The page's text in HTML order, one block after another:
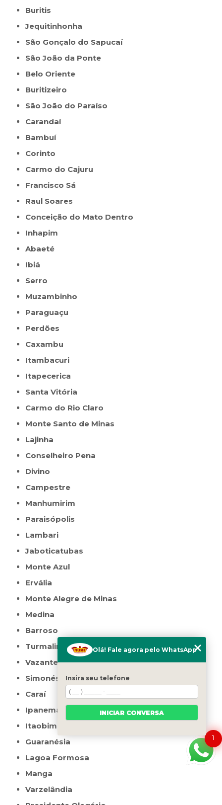
Buritis
Jequitinhonha
São Gonçalo do Sapucaí
São João da Ponte
Belo Oriente
Buritizeiro
São João do Paraíso
Carandaí
Bambuí
Corinto
Carmo do Cajuru
Francisco Sá
Raul Soares
Conceição do Mato Dentro
Inhapim
Abaeté
Ibiá
Serro
Muzambinho
Paraguaçu
Perdões
Caxambu
Itambacuri
Itapecerica
Santa Vitória
Carmo do Rio Claro
Monte Santo de Minas
Lajinha
Conselheiro Pena
Divino
Campestre
Manhumirim
Paraisópolis
Lambari
Jaboticatubas
Monte Azul
Ervália
Monte Alegre de Minas
Medina
Barroso
Turmalina
Vazante
Simonésia
Caraí
Ipanema
Itaobim
Guaranésia
Lagoa Formosa
Manga
Varzelândia
1
Olá! Fale agora pelo WhatsApp
Insira seu telefone
INICIAR CONVERSA